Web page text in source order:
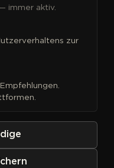
immer aktiv.
zur